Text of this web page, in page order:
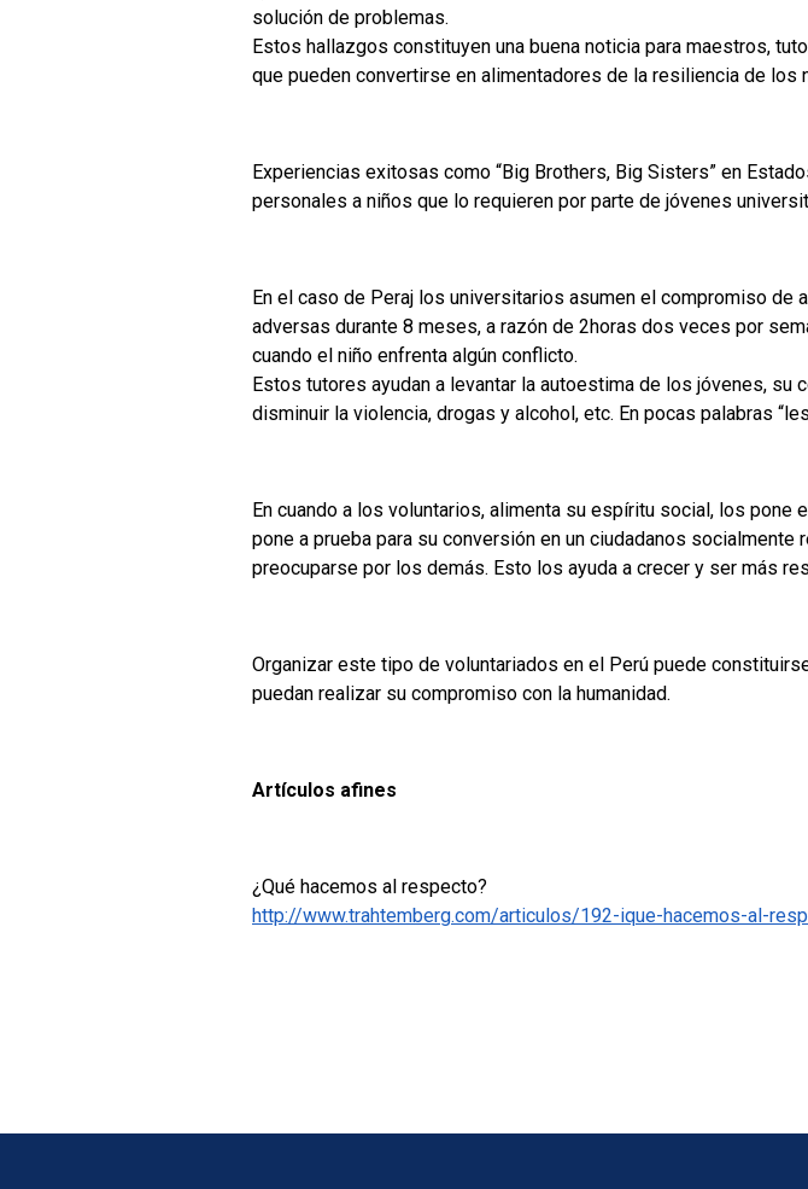
solución de problemas.
Estos hallazgos constituyen una buena noticia para maestros,
que pueden convertirse en alimentadores de la resiliencia de
Experiencias exitosas como “Big Brothers, Big Sisters” en
personales a niños que lo requieren por parte de jóvenes
En el caso de Peraj los universitarios asumen el compromiso de
adversas durante 8 meses, a razón de 2horas dos veces por
cuando el niño enfrenta algún conflicto.
Estos tutores ayudan a levantar la autoestima de los jóvenes,
disminuir la violencia, drogas y alcohol, etc. En pocas palabras
En cuando a los voluntarios, alimenta su espíritu social, los
pone a prueba para su conversión en un ciudadanos
preocuparse por los demás. Esto los ayuda a crecer y ser más
Organizar este tipo de voluntariados en el Perú puede
puedan realizar su compromiso con la humanidad.
Artículos afines
¿Qué hacemos al respecto?
http://www.trahtemberg.com/articulos/192-ique-hacemos-al-